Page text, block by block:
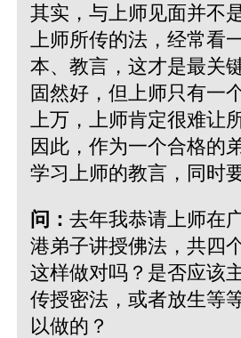
其实，与上师见面并不
上师所传的法，经常看
本、教言，这才是最关
固然好，但上师只有一
上万，上师肯定很难让
因此，作为一个合格的
学习上师的教言，同时
问： 去年我恭请上师在
港弟子讲授佛法，共四
这样做对吗？是否应该
传授密法，或者放生等
以做的？